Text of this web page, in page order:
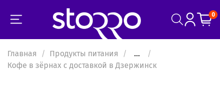
0
Главная Продукты питания
...
Кофе в зёрнах с доставкой в Дзержинск